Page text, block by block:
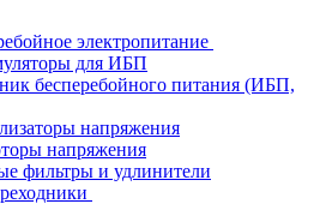
электропитание
для ИБП
бесперебойного питания (ИБП,
напряжения
напряжения
фильтры и удлинители